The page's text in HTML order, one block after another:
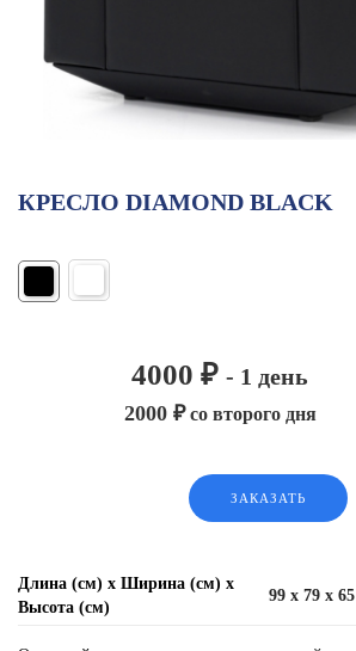
КРЕСЛО DIAMOND BLACK
4000 ₽ - 1 день
2000 ₽со второго дня
ЗАКАЗАТЬ
Длина (см) х Ширина (см) х
Высота (см)
99 x 79 x 65